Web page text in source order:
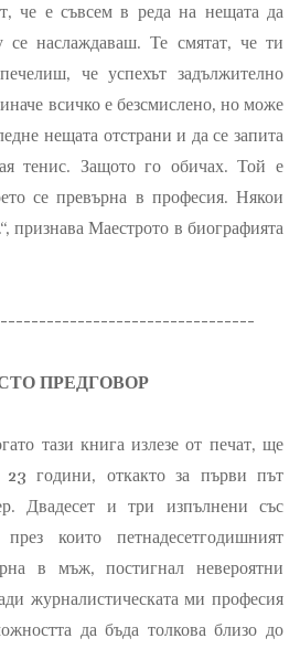
че е съвсем в реда на нещата да
наслаждаваш. Те смятат, че ти
че успехът задължително
всичко е безсмислено, но може
нещата отстрани и да се запита
тенис. Защото го обичах. Той е
се превърна в професия. Някои
признава Маестрото в биографията
ПРЕДГОВОР
тази книга излезе от печат, ще
23 години, откакто за първи път
Двадесет и три изпълнени със
които петнадесетгодишният
в мъж, постигнал невероятни
журналистическата ми професия
да бъда толкова близо до